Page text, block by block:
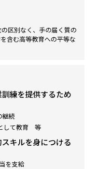
区別なく、手の届く質の
含む高等教育への平等な
練を提供するため
継続
して教育 等
キルを身につける
を支給